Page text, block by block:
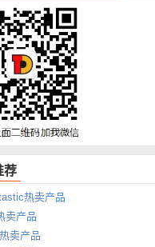
荐
热卖产品
卖产品
卖产品